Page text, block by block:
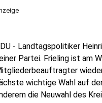
- Landtagspolitiker
Partei. Frieling ist am
wichtige Wahl auf
die Neuwahl des